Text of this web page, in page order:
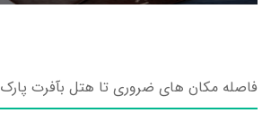
فاصله مکان های ضروری تا هتل بآفرت پارک